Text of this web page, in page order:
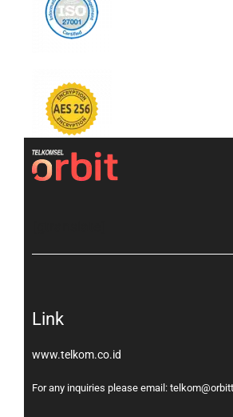
Link
www.telkom.co.id
For any inquiries please email: